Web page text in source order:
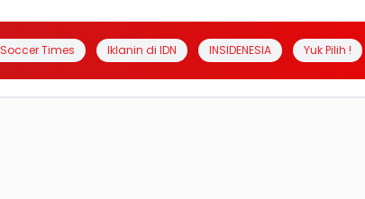
Soccer Times Iklanin di IDN INSIDENESIA Yuk Pilih !